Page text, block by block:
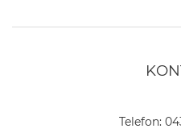
Telefon: